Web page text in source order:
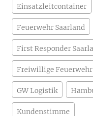
Einsatzleitcontainer
Feuerwehr Saarland
First Responder
Freiwillige
GW Logistik
Kundenstimme